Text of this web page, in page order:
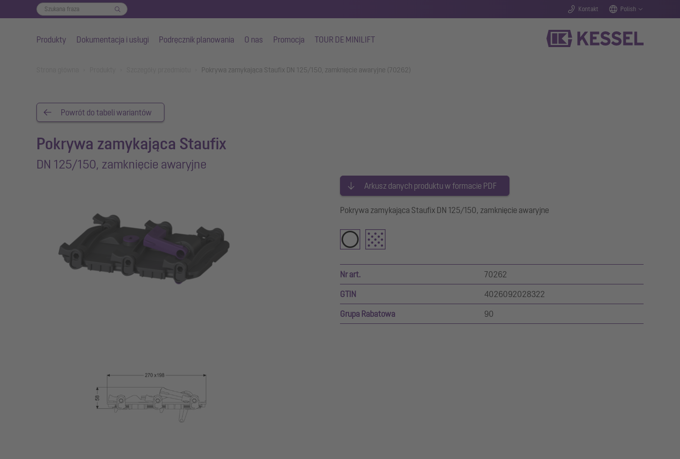
Kontakt Polish
Produkty Dokumentacja i usługi Podręcznik planowania O nas Promocja TOUR DE MINILIFT
Pokrywa zamykająca Staufix DN 125/150, zamknięcie awaryjne (70262)
Powrót do tabeli wariantów
Pokrywa zamykająca Staufix
DN 125/150, zamknięcie awaryjne
Arkusz danych produktu w formacie PDF
Pokrywa zamykająca Staufix DN 125/150, zamknięcie awaryjne
Nr art. 70262
GTIN 4026092028322
Grupa Rabatowa 90